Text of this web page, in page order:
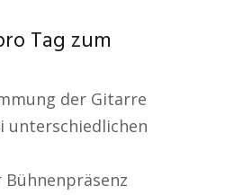
Tag zum
der Gitarre
unterschiedlichen